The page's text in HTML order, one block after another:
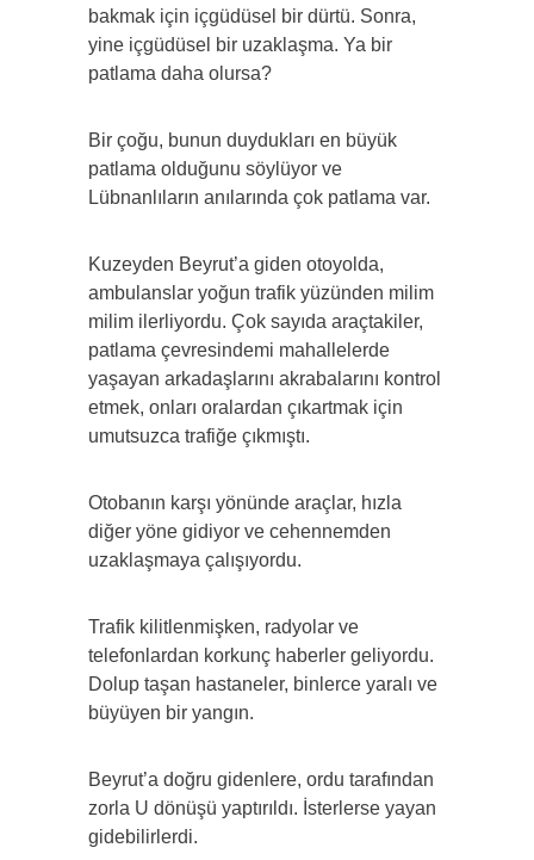
bakmak için içgüdüsel bir dürtü. Sonra,
yine içgüdüsel bir uzaklaşma. Ya bir
patlama daha olursa?
Bir çoğu, bunun duydukları en büyük
patlama olduğunu söylüyor ve
Lübnanlıların anılarında çok patlama var.
Kuzeyden Beyrut’a giden otoyolda,
ambulanslar yoğun trafik yüzünden milim
milim ilerliyordu. Çok sayıda araçtakiler,
patlama çevresindemi mahallelerde
yaşayan arkadaşlarını akrabalarını kontrol
etmek, onları oralardan çıkartmak için
umutsuzca trafiğe çıkmıştı.
Otobanın karşı yönünde araçlar, hızla
diğer yöne gidiyor ve cehennemden
uzaklaşmaya çalışıyordu.
Trafik kilitlenmişken, radyolar ve
telefonlardan korkunç haberler geliyordu.
Dolup taşan hastaneler, binlerce yaralı ve
büyüyen bir yangın.
Beyrut’a doğru gidenlere, ordu tarafından
zorla U dönüşü yaptırıldı. İsterlerse yayan
gidebilirlerdi.